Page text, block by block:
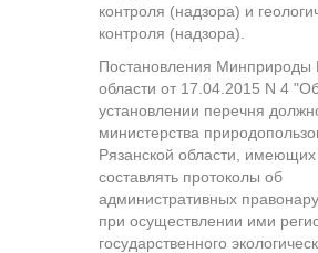
контроля (надзора) и
контроля (надзора).
Постановления Минприроды
области от 17.04.2015 N 4
установлении перечня
министерства
Рязанской области, имеющих
составлять протоколы об
административных
при осуществлении ими
государственного